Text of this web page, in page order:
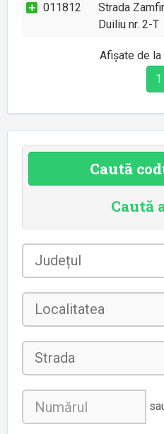
011812
Strada
Duiliu nr. 2-T
Afișate de la
1
Caută
Caută
Județul
Localitatea
Strada